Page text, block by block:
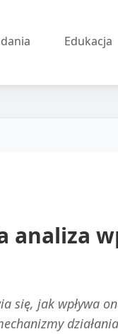
Edukacja
analiza
się, jak wpływa